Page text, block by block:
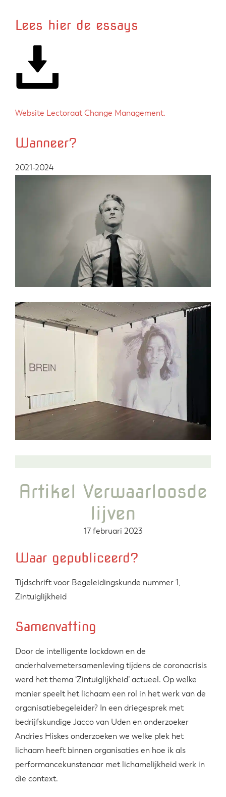
Lees hier de essays
Website Lectoraat Change Management.
Wanneer?
2021-2024
Artikel Verwaarloosde
lijven
17 februari 2023
Waar gepubliceerd?
Tijdschrift voor Begeleidingskunde nummer 1,
Zintuiglijkheid
Samenvatting
Door de intelligente lockdown en de
anderhalvemetersamenleving tijdens de coronacrisis
werd het thema ‘Zintuiglijkheid’ actueel. Op welke
manier speelt het lichaam een rol in het werk van de
organisatiebegeleider? In een driegesprek met
bedrijfskundige Jacco van Uden en onderzoeker
Andries Hiskes onderzoeken we welke plek het
lichaam heeft binnen organisaties en hoe ik als
performancekunstenaar met lichamelijkheid werk in
die context.